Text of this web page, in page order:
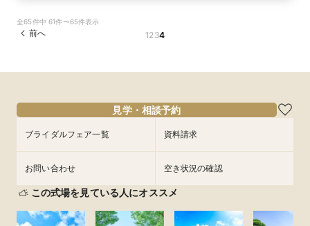
10/31
放テラス
フェアを予約
10/31
質貸切邸宅W
フェアを予約
10/31
切×憧れ花嫁ALL体験
フェアを予約
全65件中 61件〜65件表示
前へ 1234
見学・相談予約
ブライダルフェア一覧 資料請求
お問い合わせ 空き状況の確認
この式場を見ている人にオススメ